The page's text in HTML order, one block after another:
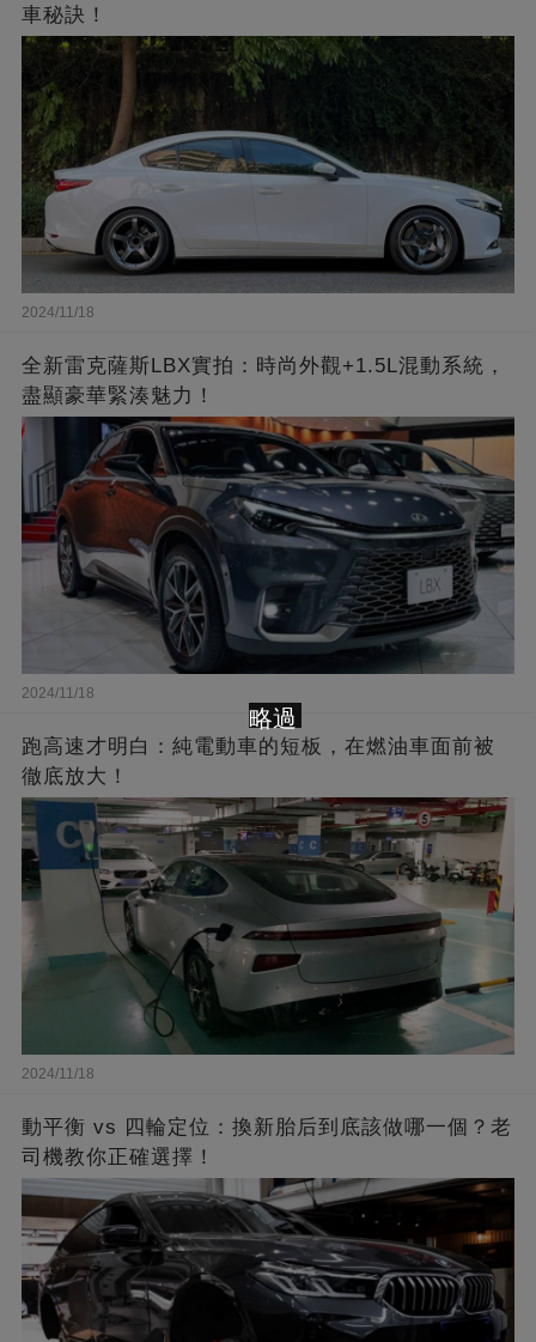
車秘訣！
2024/11/18
全新雷克薩斯LBX實拍：時尚外觀+1.5L混動系統，
盡顯豪華緊湊魅力！
2024/11/18
跑高速才明白：純電動車的短板，在燃油車面前被
徹底放大！
2024/11/18
動平衡 vs 四輪定位：換新胎后到底該做哪一個？老
司機教你正確選擇！
略過